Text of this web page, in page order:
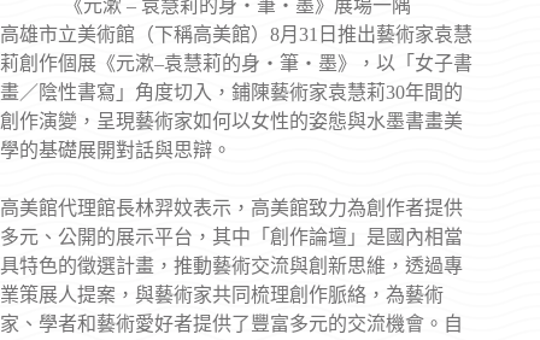
《元漱 – 袁慧莉的身・筆・墨》展場一隅
高雄市立美術館（下稱高美館）8月31日推出藝術家袁慧
莉創作個展《元漱–袁慧莉的身・筆・墨》，以「女子書
畫／陰性書寫」角度切入，鋪陳藝術家袁慧莉30年間的
創作演變，呈現藝術家如何以女性的姿態與水墨書畫美
學的基礎展開對話與思辯。
高美館代理館長林羿妏表示，高美館致力為創作者提供
多元、公開的展示平台，其中「創作論壇」是國內相當
具特色的徵選計畫，推動藝術交流與創新思維，透過專
業策展人提案，與藝術家共同梳理創作脈絡，為藝術
家、學者和藝術愛好者提供了豐富多元的交流機會。自